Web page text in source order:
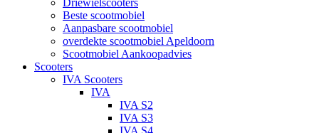
Beste scootmobiel
Aanpasbare scootmobiel
overdekte scootmobiel Apeldoorn
Scootmobiel Aankoopadvies
Scooters
IVA Scooters
IVA
IVA S2
IVA S3
IVA S4